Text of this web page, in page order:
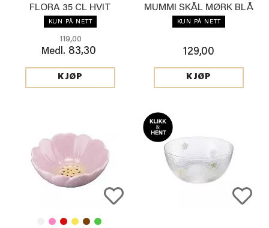
FLORA 35 CL HVIT
KUN PÅ NETT
119,00
Medl. 83,30
KJØP
MUMMI SKÅL MØRK BLÅ
KUN PÅ NETT
129,00
KJØP